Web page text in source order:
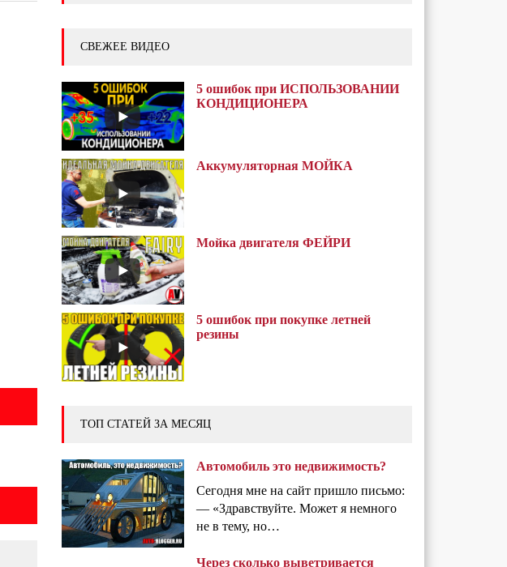
СВЕЖЕЕ ВИДЕО
5 ошибок при ИСПОЛЬЗОВАНИИ
КОНДИЦИОНЕРА
Аккумуляторная МОЙКА
Мойка двигателя ФЕЙРИ
5 ошибок при покупке летней
резины
ТОП СТАТЕЙ ЗА МЕСЯЦ
Автомобиль это недвижимость?
Сегодня мне на сайт пришло письмо:
— «Здравствуйте. Может я немного
не в тему, но…
Через сколько выветривается